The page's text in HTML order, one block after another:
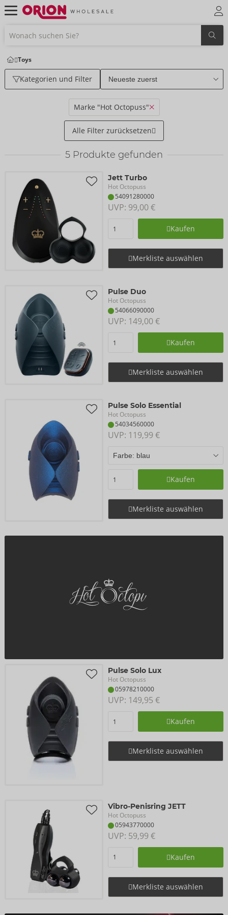
Toys
Kategorien und Filter
Marke "Hot Octopuss"
Alle Filter zurücksetzen
5 Produkte gefunden
Jett Turbo
Hot Octopuss
54091280000
UVP: 99,00 €
Kaufen
Merkliste auswählen
Pulse Duo
Hot Octopuss
54066090000
UVP: 149,00 €
Kaufen
Merkliste auswählen
Pulse Solo Essential
Hot Octopuss
54034560000
UVP: 119,99 €
Kaufen
Merkliste auswählen
Pulse Solo Lux
Hot Octopuss
05978210000
UVP: 149,95 €
Kaufen
Merkliste auswählen
Vibro-Penisring JETT
Hot Octopuss
05943770000
UVP: 59,99 €
Kaufen
Merkliste auswählen